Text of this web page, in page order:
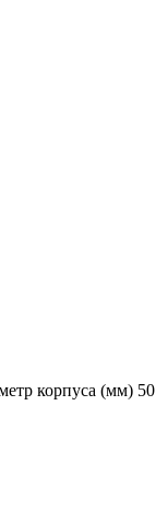
корпуса (мм) 50